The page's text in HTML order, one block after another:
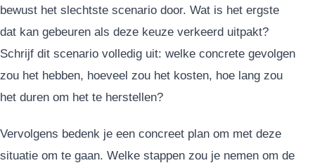
bewust het slechtste scenario door. Wat is het ergste
dat kan gebeuren als deze keuze verkeerd uitpakt?
Schrijf dit scenario volledig uit: welke concrete gevolgen
zou het hebben, hoeveel zou het kosten, hoe lang zou
het duren om het te herstellen?
Vervolgens bedenk je een concreet plan om met deze
situatie om te gaan. Welke stappen zou je nemen om de